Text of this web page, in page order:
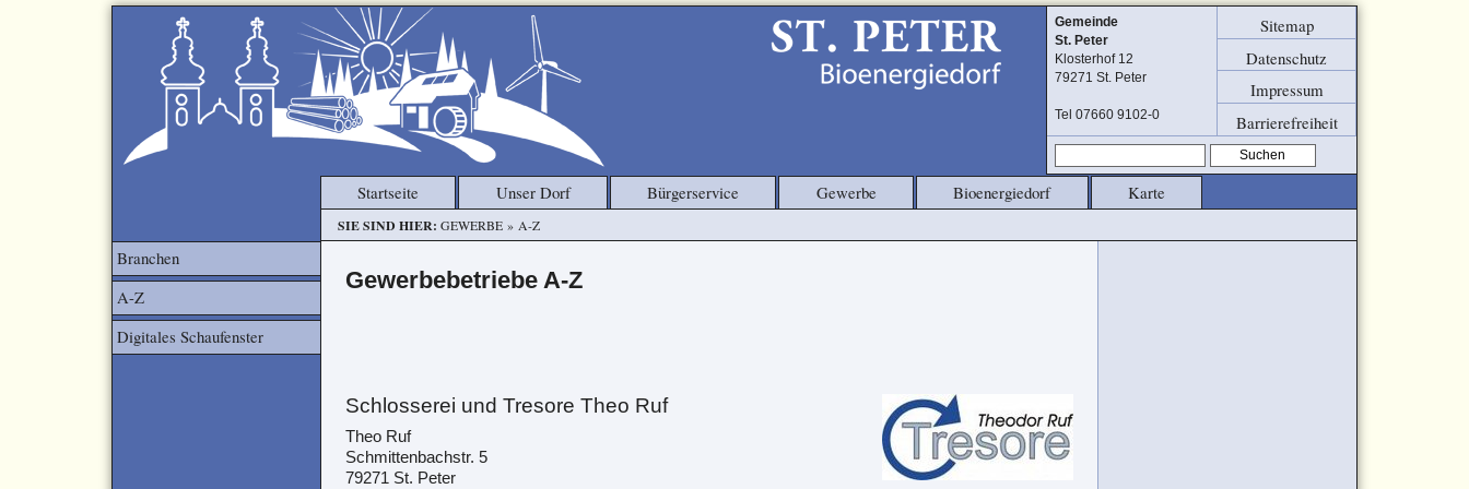
Gemeinde
St. Peter
Klosterhof 12
79271 St. Peter
Tel 07660 9102-0
Sitemap
Datenschutz
Impressum
Barrierefreiheit
Suchen
Startseite Unser Dorf Bürgerservice Gewerbe Bioenergiedorf Karte
SIE SIND HIER: GEWERBE» A-Z
Branchen
A-Z
Digitales Schaufenster
Gewerbebetriebe A-Z
Schlosserei und Tresore Theo Ruf
Theo Ruf
Schmittenbachstr. 5
79271 St. Peter